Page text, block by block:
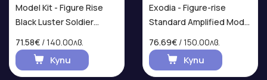
Model Kit - Figure Rise
Black Luster Soldier
71.58€ / 140.00лв.
Купи
Exodia - Figure-rise
Standard Amplified Model
76.69€ / 150.00лв.
Купи